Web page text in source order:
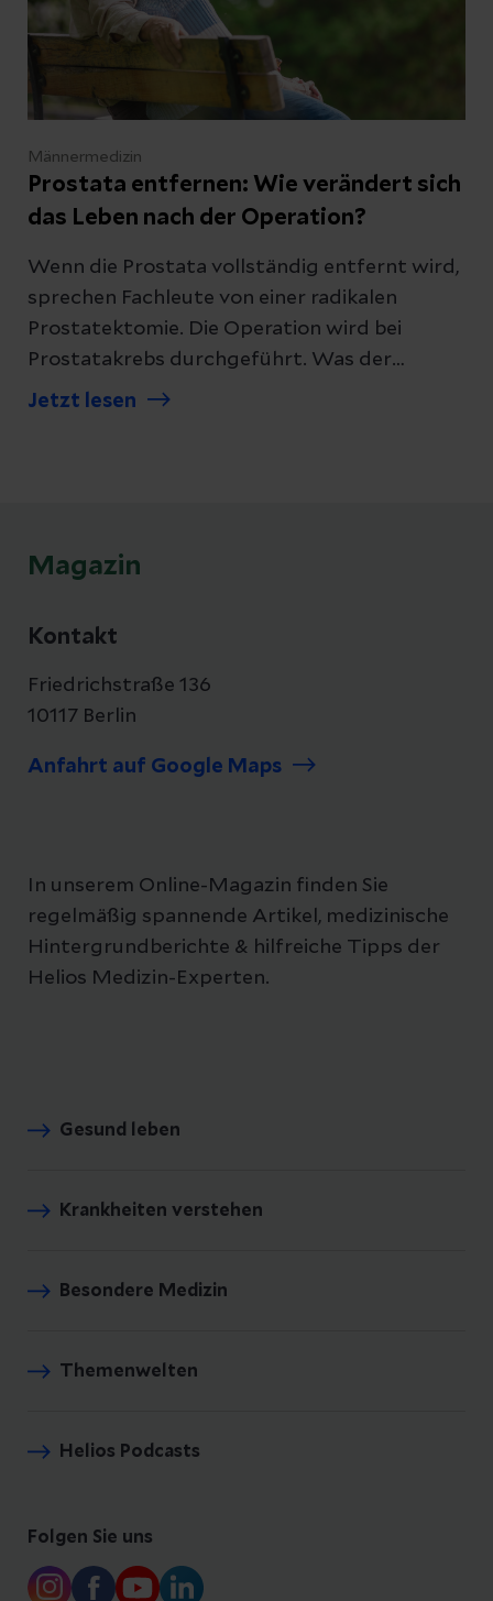
Männermedizin
Prostata entfernen: Wie verändert sich
das Leben nach der Operation?
Wenn die Prostata vollständig entfernt wird,
sprechen Fachleute von einer radikalen
Prostatektomie. Die Operation wird bei
Prostatakrebs durchgeführt. Was der
Eingriff für den Alltag und die Sexualität
Jetzt lesen
Magazin
Kontakt
Friedrichstraße 136
10117 Berlin
Anfahrt auf Google Maps
In unserem Online-Magazin finden Sie
regelmäßig spannende Artikel, medizinische
Hintergrundberichte & hilfreiche Tipps der
Helios Medizin-Experten.
Gesund leben
Krankheiten verstehen
Besondere Medizin
Themenwelten
Helios Podcasts
Folgen Sie uns